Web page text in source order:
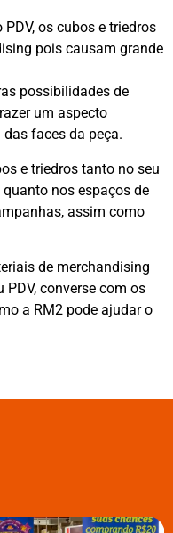
os cubos e triedros
pois causam grande
possibilidades de
um aspecto
faces da peça.
e triedros tanto no seu
nos espaços de
assim como
de merchandising
converse com os
a RM2 pode ajudar o